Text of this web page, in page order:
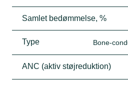
Samlet bedømmelse, %
Type Bone-
ANC (aktiv støjreduktion)